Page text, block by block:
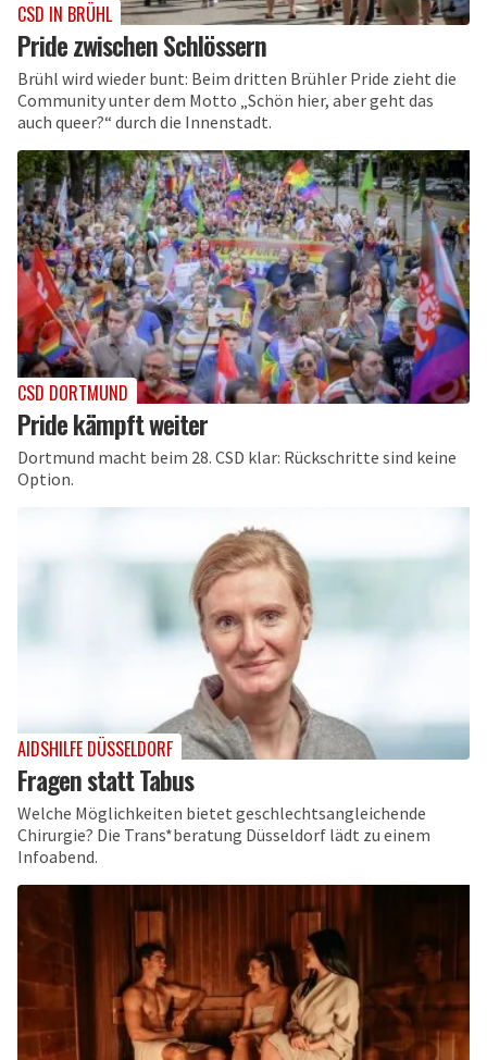
CSD IN BRÜHL
Pride zwischen Schlössern
Brühl wird wieder bunt: Beim dritten Brühler Pride zieht die
Community unter dem Motto „Schön hier, aber geht das
auch queer?“ durch die Innenstadt.
CSD DORTMUND
Pride kämpft weiter
Dortmund macht beim 28. CSD klar: Rückschritte sind keine
Option.
AIDSHILFE DÜSSELDORF
Fragen statt Tabus
Welche Möglichkeiten bietet geschlechtsangleichende
Chirurgie? Die Trans*beratung Düsseldorf lädt zu einem
Infoabend.